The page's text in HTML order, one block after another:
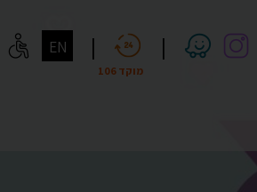
|
מוקד 106
|
EN